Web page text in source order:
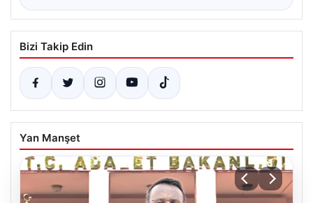
Bizi Takip Edin
Yan Manşet